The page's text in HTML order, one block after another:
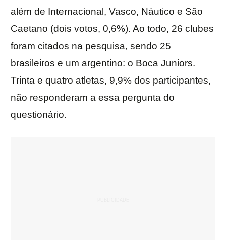
além de Internacional, Vasco, Náutico e São
Caetano (dois votos, 0,6%). Ao todo, 26 clubes
foram citados na pesquisa, sendo 25
brasileiros e um argentino: o Boca Juniors.
Trinta e quatro atletas, 9,9% dos participantes,
não responderam a essa pergunta do
questionário.